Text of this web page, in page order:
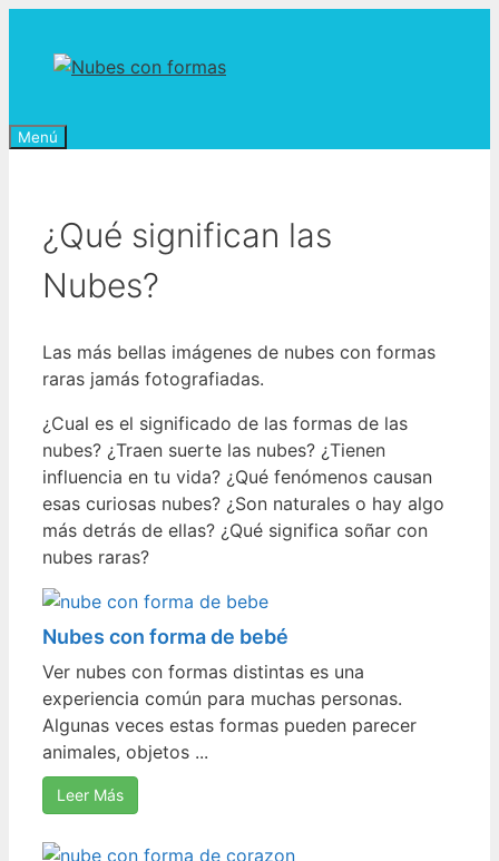
contenido
Menú
¿Qué significan las
Nubes?
Las más bellas imágenes de nubes con formas
raras jamás fotografiadas.
¿Cual es el significado de las formas de las
nubes? ¿Traen suerte las nubes? ¿Tienen
influencia en tu vida? ¿Qué fenómenos causan
esas curiosas nubes? ¿Son naturales o hay algo
más detrás de ellas? ¿Qué significa soñar con
nubes raras?
Nubes con forma de bebé
Ver nubes con formas distintas es una
experiencia común para muchas personas.
Algunas veces estas formas pueden parecer
animales, objetos ...
Leer Más